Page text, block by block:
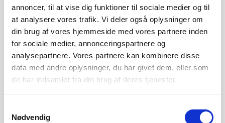
annoncer, til at vise dig funktioner til sociale medier og til
at analysere vores trafik. Vi deler også oplysninger om
din brug af vores hjemmeside med vores partnere inden
for sociale medier, annonceringspartnere og
analysepartnere. Vores partnere kan kombinere disse
data med andre oplysninger, du har givet dem, eller som
de har indsamlet fra din brug af deres tjenester.
Nødvendig
404